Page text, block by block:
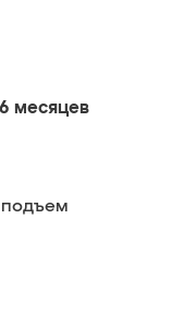
месяцев
подъем